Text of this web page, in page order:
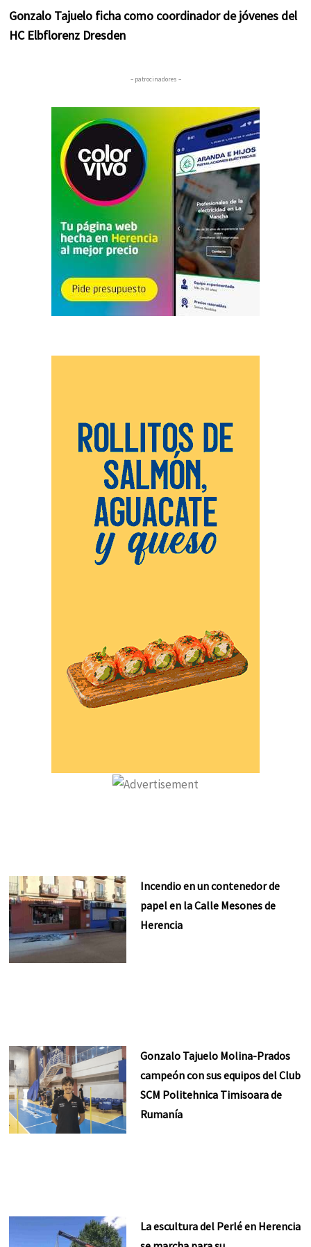
Gonzalo Tajuelo ficha como coordinador de jóvenes del
HC Elbflorenz Dresden
– patrocinadores –
Incendio en un contenedor de
papel en la Calle Mesones de
Herencia
Gonzalo Tajuelo Molina-Prados
campeón con sus equipos del Club
SCM Politehnica Timisoara de
Rumanía
La escultura del Perlé en Herencia